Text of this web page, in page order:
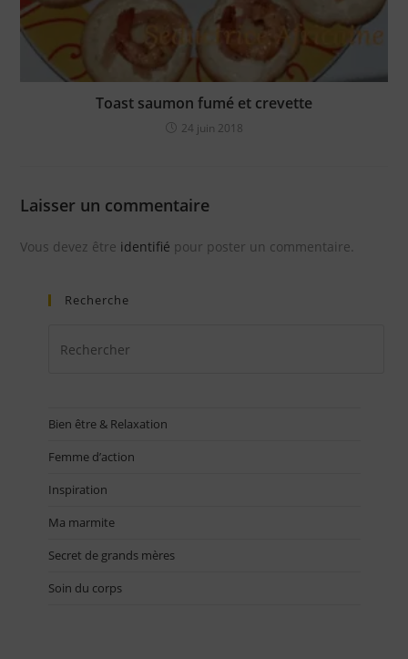
Toast saumon fumé et crevette
24 juin 2018
Laisser un commentaire
Vous devez être identifié pour poster un commentaire.
Recherche
Bien être & Relaxation
Femme d’action
Inspiration
Ma marmite
Secret de grands mères
Soin du corps